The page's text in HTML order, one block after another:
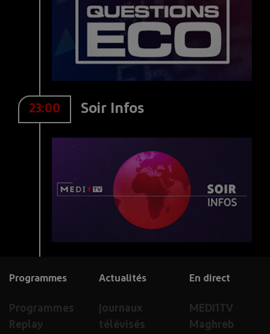
23:00 Soir Infos
En direct
MEDI1TV
Maghreb
Actualités
Journaux
télévisés
Programmes
Programmes
Replay